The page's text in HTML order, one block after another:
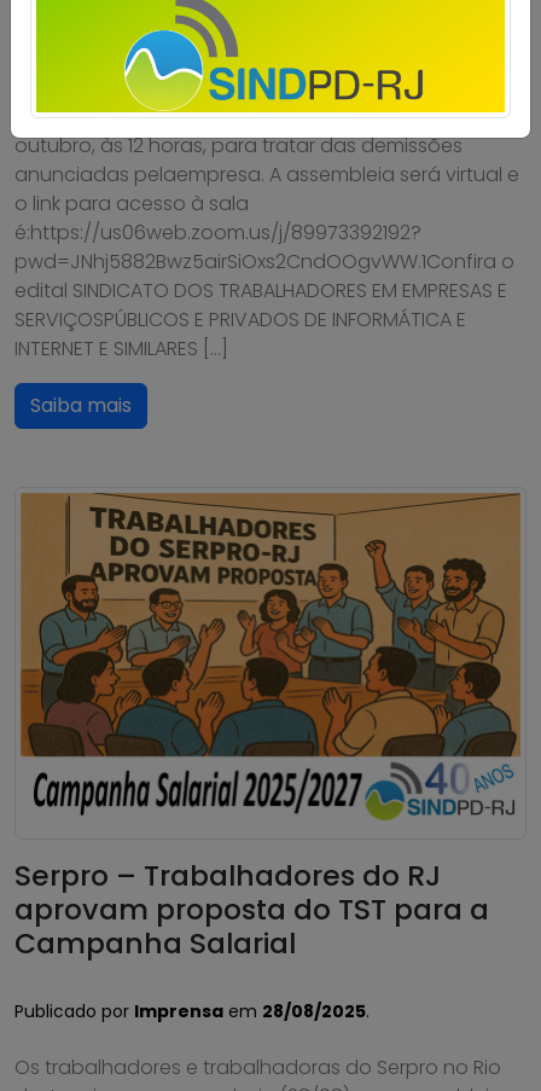
Imprensa em
A diretoria do Sindpd-RJ realizará assembleia com os
trabalhadores e trabalhadoras doSerpro no dia 17 de
outubro, às 12 horas, para tratar das demissões
anunciadas pelaempresa. A assembleia será virtual e
o link para acesso à sala
é:https://us06web.zoom.us/j/89973392192?
pwd=JNhj5882Bwz5airSiOxs2CndOOgvWW.1Confira o
edital SINDICATO DOS TRABALHADORES EM EMPRESAS E
SERVIÇOSPÚBLICOS E PRIVADOS DE INFORMÁTICA E
INTERNET E SIMILARES […]
Saiba mais
Serpro – Trabalhadores do RJ
aprovam proposta do TST para a
Campanha Salarial
Publicado por Imprensa em 28/08/2025.
Os trabalhadores e trabalhadoras do Serpro no Rio